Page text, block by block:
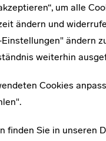
um alle
ändern und
ändern
weiterhin
Cookies
finden Sie in unseren
Blühová (1969): Bauhaus:
am Sachsenplatz (1983).
Fotografen
Kunst Hamburg: 'Die
en-gb/auction-
Secklehner: Capturing the
uploads/2015/01/